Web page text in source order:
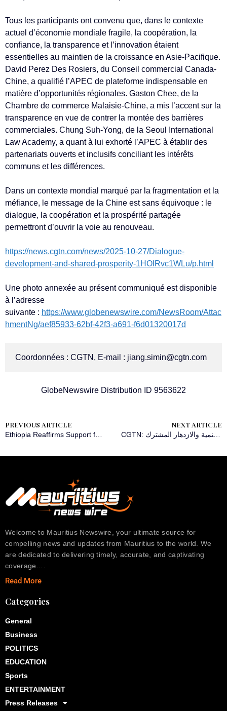
Tous les participants ont convenu que, dans le contexte
actuel d’économie mondiale fragile, la coopération, la
confiance, la transparence et l’innovation étaient
essentielles au maintien de la croissance en Asie-Pacifique.
David Perez Des Rosiers, du Conseil commercial Canada-
Chine, a qualifié l’APEC de plateforme indispensable en
matière d’opportunités régionales. Gaston Chee, de la
Chambre de commerce Malaisie-Chine, a mis l’accent sur la
transparence en vue de contrer la montée des barrières
commerciales. Chung Suh-Yong, de la Seoul International
Law Academy, a quant à lui exhorté l’APEC à établir des
partenariats ouverts et inclusifs conciliant les intérêts
communs et les différences.
Dans un contexte mondial marqué par la fragmentation et la
méfiance, le message de la Chine est sans équivoque : le
dialogue, la coopération et la prospérité partagée
permettront d’ouvrir la voie au renouveau.
https://news.cgtn.com/news/2025-10-27/Dialogue-
development-and-shared-prosperity-1HOlRvc1WLu/p.html
Une photo annexée au présent communiqué est disponible
à l’adresse
suivante : https://www.globenewswire.com/NewsRoom/Attac
hmentNg/aef85933-62bf-42f3-a691-f6d01320017d
Coordonnées : CGTN, E-mail : jiang.simin@cgtn.com
GlobeNewswire Distribution ID 9563622
PREVIOUS ARTICLE NEXT ARTICLE
CGTN: الحوار والتنمية والازدهار المشترك
Welcome to Mauritius Newswire, your ultimate source for
compelling news and updates from Mauritius to the world. We
are dedicated to delivering timely, accurate, and captivating
coverage….
Read More
Categories
General
Business
POLITICS
EDUCATION
Sports
ENTERTAINMENT
Press Releases